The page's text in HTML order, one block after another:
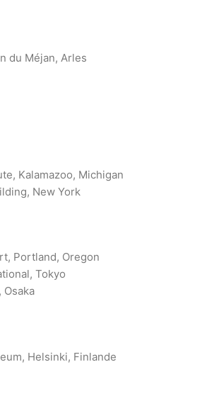
du Méjan, Arles
Kalamazoo, Michigan
New York
Portland, Oregon
Tokyo
Osaka
Helsinki, Finlande